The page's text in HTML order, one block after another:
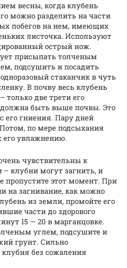
весны, когда клубень
можно разделить на части
побегов на нем, имеющих
листочка. Используют
острый нож.
присыпать толченым
подсушить и посадить
стаканчик в чуть
В почву весь клубень
только две трети его
должна быть выше почвы. Это
его гниения. Пару дней
по мере подсыхания
его увлажнению.
чувствительны к
клубни могут загнить, и
пропустите этот момент. При
на загнивание, как можно
из земли, промойте его
части до здорового
15 — 20 в марганцовке.
углем, подсушите и
грунт. Сильно
без сожаления